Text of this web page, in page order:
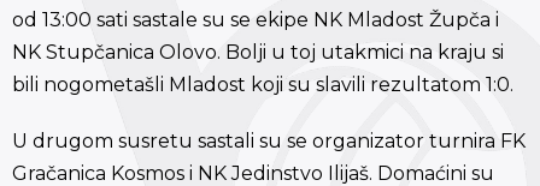
od 13:00 sati sastale su se ekipe NK Mladost Župča i
NK Stupčanica Olovo. Bolji u toj utakmici na kraju si
bili nogometašli Mladost koji su slavili rezultatom 1:0.
U drugom susretu sastali su se organizator turnira FK
Gračanica Kosmos i NK Jedinstvo Ilijaš. Domaćini su